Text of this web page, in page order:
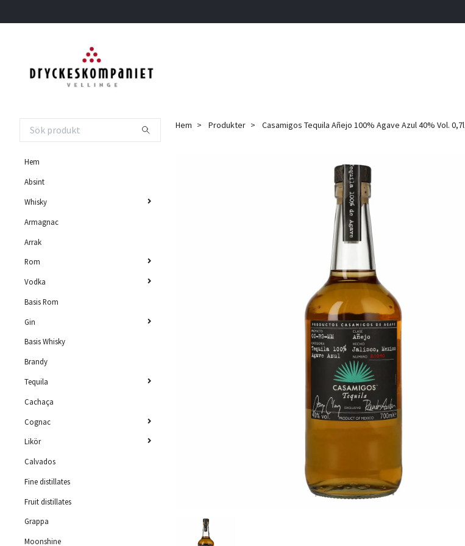
Hem
Absint
Whisky
Armagnac
Arrak
Rom
Vodka
Basis Rom
Gin
Basis Whisky
Brandy
Tequila
Cachaça
Cognac
Likör
Calvados
Fine distillates
Fruit distillates
Grappa
Moonshine
Hem Produkter Casamigos Tequila Añejo 100% Agave Azul 40% Vol. 0,7l